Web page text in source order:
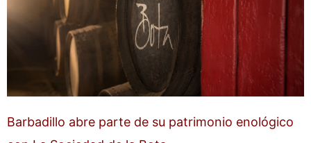
Barbadillo abre parte de su patrimonio enológico